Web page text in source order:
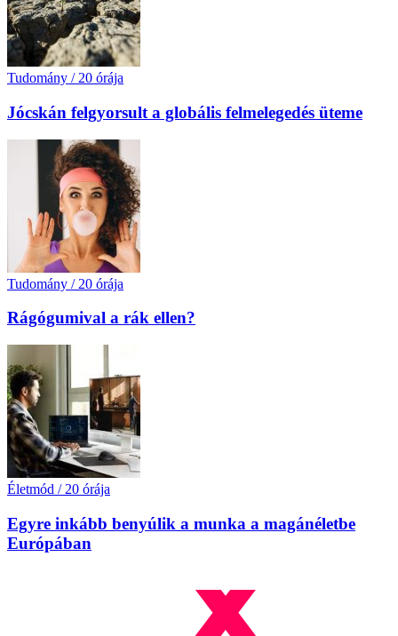
Tudomány / 20 órája
Jócskán felgyorsult a globális felmelegedés üteme
Tudomány / 20 órája
Rágógumival a rák ellen?
Életmód / 20 órája
Egyre inkább benyúlik a munka a magánéletbe
Európában